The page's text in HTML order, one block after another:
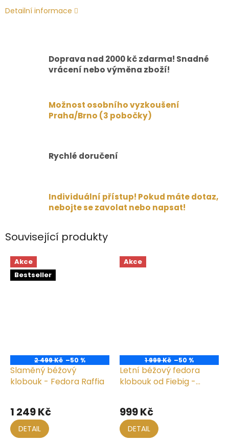
Detailní informace
Doprava nad 2000 kč zdarma! Snadné
vrácení nebo výměna zboží!
Možnost osobního vyzkoušení
Praha/Brno (3 pobočky)
Rychlé doručení
Individuální přístup! Pokud máte dotaz,
nebojte se zavolat nebo napsat!
Související produkty
Akce
Bestseller
2 499 Kč –50 %
Slaměný béžový
klobouk - Fedora Raffia
1 249 Kč
DETAIL
Akce
1 999 Kč –50 %
Letní béžový fedora
klobouk od Fiebig -
hodnocení
produktu
je
5,0
999 Kč
DETAIL